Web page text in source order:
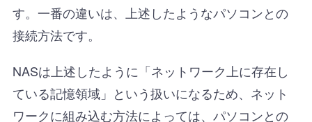
す。一番の違いは、上述したようなパソコンとの
接続方法です。
NASは上述したように「ネットワーク上に存在し
ている記憶領域」という扱いになるため、ネット
ワークに組み込む方法によっては、パソコンとの